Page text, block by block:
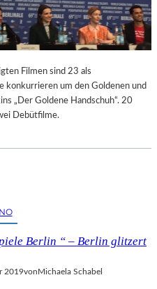
Filmen sind 23 als
konkurrieren um den Goldenen und
„Der Goldene Handschuh“. 20
Debütfilme.
Berlin “ – Berlin glitzert
2019vonMichaela Schabel